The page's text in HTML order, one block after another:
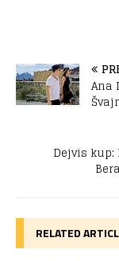
Ana
Dejvis kup:
RELATED